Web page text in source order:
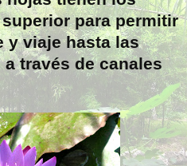
para permitir
y viaje hasta las
través de canales